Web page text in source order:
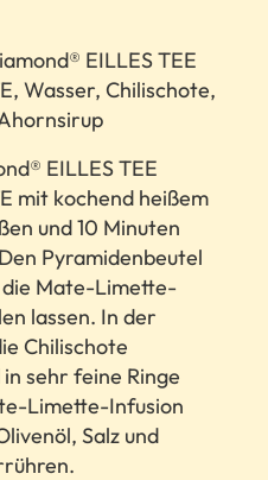
EILLES TEE
Wasser, Chilischote,
EILLES TEE
mit kochend heißem
und 10 Minuten
Pyramidenbeutel
Mate-Limette-
lassen. In der
Chilischote
sehr feine Ringe
Limette-Infusion
Salz und